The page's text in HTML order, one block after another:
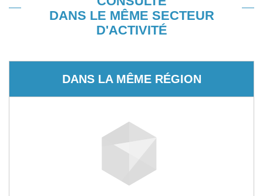
DANS LE MÊME SECTEUR
D'ACTIVITÉ
DANS LA MÊME RÉGION